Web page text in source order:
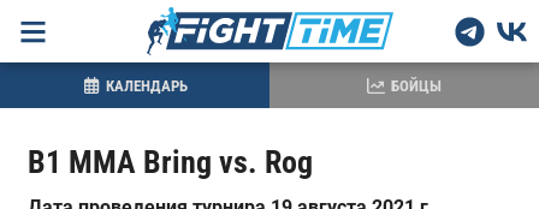
B1 MMA Bring vs. Rog
КАЛЕНДАРЬ БОЙЦЫ